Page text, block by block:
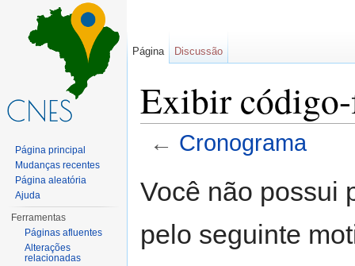
Exibir código-
← Cronograma
Você não possui
pelo seguinte
Página Discussão
Página principal
Mudanças recentes
Página aleatória
Ajuda
Ferramentas
Páginas afluentes
Alterações
relacionadas